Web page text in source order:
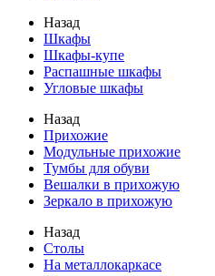
Назад
Шкафы
Шкафы-купе
Распашные шкафы
Угловые шкафы
Назад
Прихожие
Модульные прихожие
Тумбы для обуви
Вешалки в прихожую
Зеркало в прихожую
Назад
Столы
На металлокаркасе